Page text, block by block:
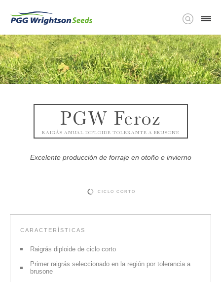
PGW Feroz
RAIGÁS ANUAL DIPLOIDE TOLERANTE A BRUSONE
Excelente producción de forraje en otoño e invierno
CICLO CORTO
CARACTERÍSTICAS
Raigrás diploide de ciclo corto
Primer raigrás seleccionado en la región por tolerancia a
brusone